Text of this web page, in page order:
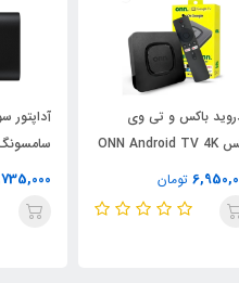
باکس و تی وی
باکس ONN Android TV 4K
تومان
آداپتور
USB-C